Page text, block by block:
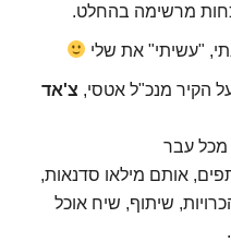
מרשימה בהחלט.
הקיר מנכ"ל אטסי, צ'אד
מכל עבר
אותם מילאו סדנאות,